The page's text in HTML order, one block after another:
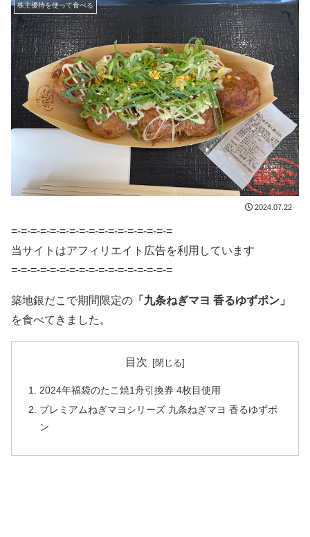
株主優待を使って食べる
2024.07.22
=-=-=-=-=-=-=-=-=-=-=-=-=-=-=-=-=
当サイトはアフィリエイト広告を利用しています
=-=-=-=-=-=-=-=-=-=-=-=-=-=-=-=-=
築地銀だこで期間限定の 「九条ねぎマヨ 香るゆずポン」
を食べてきました。
目次
2024年福袋のたこ焼1舟引換券 4枚目使用
プレミアムねぎマヨシリーズ 九条ねぎマヨ 香るゆずポ
ン